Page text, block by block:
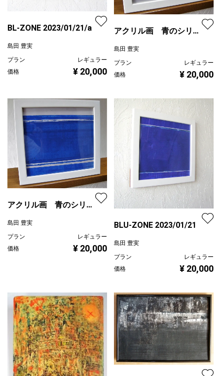
BL-ZONE 2023/01/21/a
島田 豊実
プラン
レギュラー
価格
¥ 20,000
アクリル画 青のシリー
21.10.b
島田 豊実
プラン
レギュラー
価格
¥ 20,000
アクリル画 青のシリー
21.10.a
島田 豊実
プラン
レギュラー
価格
¥ 20,000
BLU-ZONE 2023/01/21
島田 豊実
プラン
レギュラー
価格
¥ 20,000